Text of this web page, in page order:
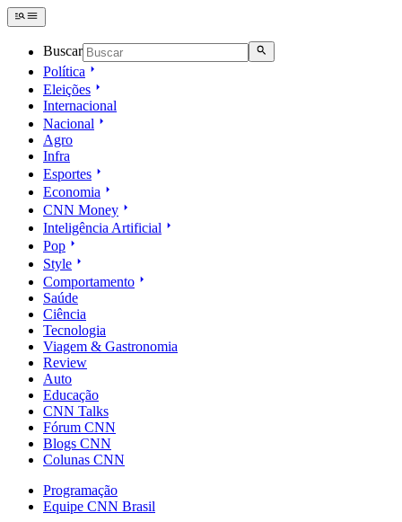
Buscar
Política
Eleições
Internacional
Nacional
Agro
Infra
Esportes
Economia
CNN Money
Inteligência Artificial
Pop
Style
Comportamento
Saúde
Ciência
Tecnologia
Viagem & Gastronomia
Review
Auto
Educação
CNN Talks
Fórum CNN
Blogs CNN
Colunas CNN
Programação
Equipe CNN Brasil